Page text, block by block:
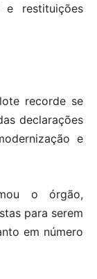
restituições
recorde se
declarações
e
o órgão,
para serem
em número